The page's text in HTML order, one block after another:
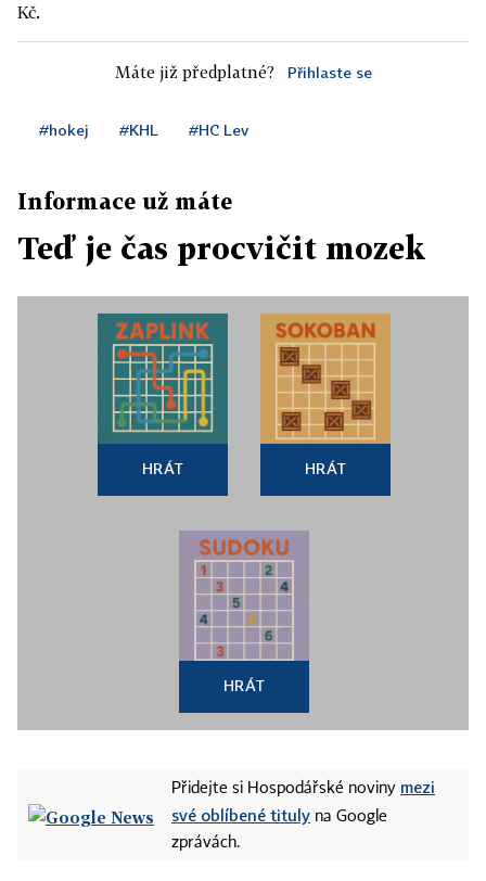
Kč.
Máte již předplatné? Přihlaste se
#hokej #KHL #HC Lev
Informace už máte
Teď je čas procvičit mozek
HRÁT HRÁT
HRÁT
Přidejte si Hospodářské noviny mezi
své oblíbené tituly na Google
zprávách.